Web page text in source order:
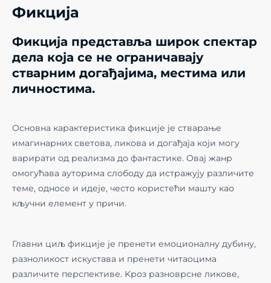
Фикција
Фикција представља широк спектар
дела која се не ограничавају
стварним догађајима, местима или
личностима.
Основна карактеристика фикције је стварање
имагинарних светова, ликова и догађаја који могу
варирати од реализма до фантастике. Овај жанр
омогућава ауторима слободу да истражују различите
теме, односе и идеје, често користећи машту као
кључни елемент у причи.
Главни циљ фикције је пренети емоционалну дубину,
разноликост искустава и пренети читаоцима
различите перспективе. Kроз разноврсне ликове,